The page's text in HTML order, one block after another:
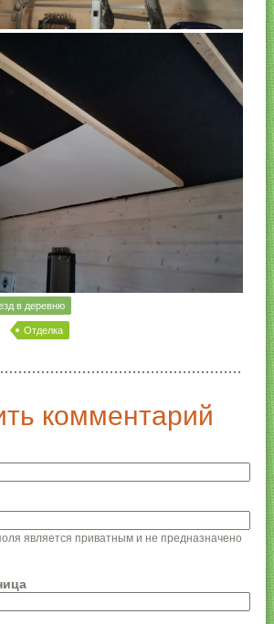
в деревню
Отделка
комментарий
является приватным и не предназначено